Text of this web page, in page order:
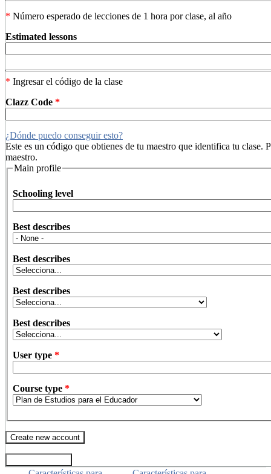
* Número esperado de lecciones de 1 hora por clase, al año
Estimated lessons
* Ingresar el código de la clase
Clazz Code *
¿Dónde puedo conseguir esto?
Este es un código que obtienes de tu maestro que identifica tu clase.
maestro.
Main profile
Schooling level
Best describes
Best describes
Best describes
Best describes
User type *
Course type *